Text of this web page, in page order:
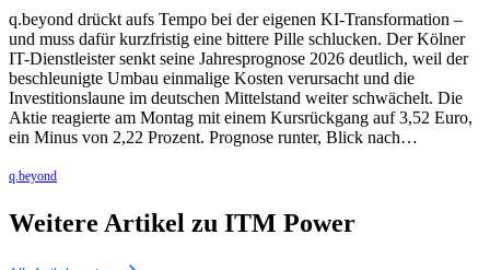
q.beyond drückt aufs Tempo bei der eigenen KI-Transformation –
und muss dafür kurzfristig eine bittere Pille schlucken. Der Kölner
IT-Dienstleister senkt seine Jahresprognose 2026 deutlich, weil der
beschleunigte Umbau einmalige Kosten verursacht und die
Investitionslaune im deutschen Mittelstand weiter schwächelt. Die
Aktie reagierte am Montag mit einem Kursrückgang auf 3,52 Euro,
ein Minus von 2,22 Prozent. Prognose runter, Blick nach…
q.beyond
Weitere Artikel zu ITM Power